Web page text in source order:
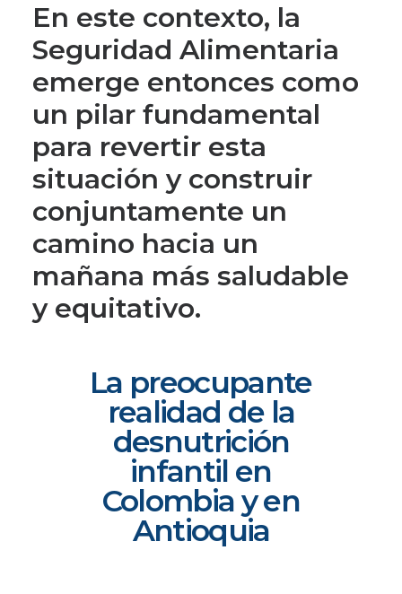
En este contexto, la
Seguridad Alimentaria
emerge entonces como
un pilar fundamental
para revertir esta
situación y construir
conjuntamente un
camino hacia un
mañana más saludable
y equitativo.
La preocupante
realidad de la
desnutrición
infantil en
Colombia y en
Antioquia